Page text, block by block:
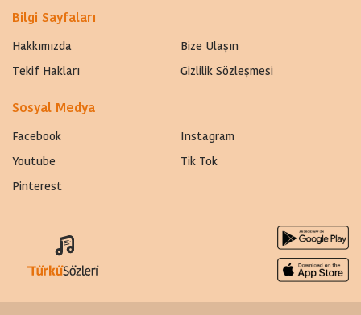
Bilgi Sayfaları
Hakkımızda
Bize Ulaşın
Tekif Hakları
Gizlilik Sözleşmesi
Sosyal Medya
Facebook
Instagram
Youtube
Tik Tok
Pinterest